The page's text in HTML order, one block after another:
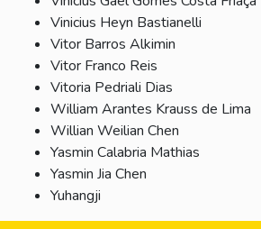
Vinicius Heyn Bastianelli
Vitor Barros Alkimin
Vitor Franco Reis
Vitoria Pedriali Dias
William Arantes Krauss de Lima
Willian Weilian Chen
Yasmin Calabria Mathias
Yasmin Jia Chen
Yuhangji